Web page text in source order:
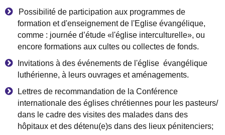
Possibilité de participation aux programmes de
formation et d'enseignement de l'Eglise évangé lique,
comme : journée d’étude « l'église interculturelle», ou
encore formations aux cultes ou collectes de fonds.
Invitations à des événements de l'église évangé lique
luthérienne, à leurs ouvrages et aménagements.
Lettres de recommandation de la Conférence
internationale des églises chrétiennes pour les pasteurs/
dans le cadre des visites des malades dans des
hôpitaux et des détenu(e)s dans des lieux pénitenciers;